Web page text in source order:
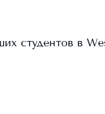
студентов в